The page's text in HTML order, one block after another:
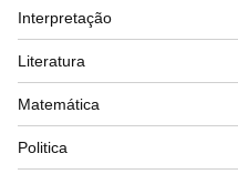
Interpretação
Literatura
Matemática
Politica